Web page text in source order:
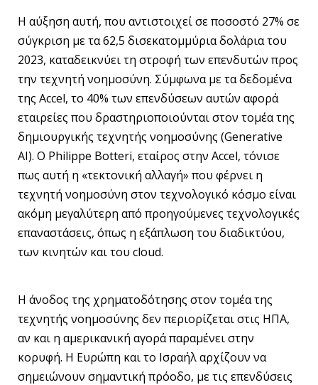
Η αύξηση αυτή, που αντιστοιχεί σε ποσοστό 27% σε
σύγκριση με τα 62,5 δισεκατομμύρια δολάρια του
2023, καταδεικνύει τη στροφή των επενδυτών προς
την τεχνητή νοημοσύνη. Σύμφωνα με τα δεδομένα
της Accel, το 40% των επενδύσεων αυτών αφορά
εταιρείες που δραστηριοποιούνται στον τομέα της
δημιουργικής τεχνητής νοημοσύνης (Generative
AI). Ο Philippe Botteri, εταίρος στην Accel, τόνισε
πως αυτή η «τεκτονική αλλαγή» που φέρνει η
τεχνητή νοημοσύνη στον τεχνολογικό κόσμο είναι
ακόμη μεγαλύτερη από προηγούμενες τεχνολογικές
επαναστάσεις, όπως η εξάπλωση του διαδικτύου,
των κινητών και του cloud.
Η άνοδος της χρηματοδότησης στον τομέα της
τεχνητής νοημοσύνης δεν περιορίζεται στις ΗΠΑ,
αν και η αμερικανική αγορά παραμένει στην
κορυφή. Η Ευρώπη και το Ισραήλ αρχίζουν να
σημειώνουν σημαντική πρόοδο, με τις επενδύσεις